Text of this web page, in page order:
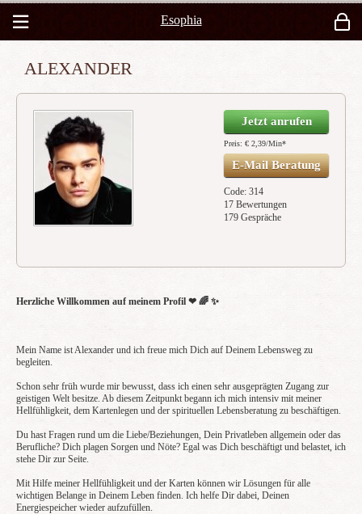
Esophia
ALEXANDER
Jetzt anrufen
Preis: € 2,39/Min*
E-Mail Beratung
Code: 314
17 Bewertungen
179 Gespräche
Herzliche Willkommen auf meinem Profil ❤ ️🌈 ✨
Mein Name ist Alexander und ich freue mich Dich auf Deinem Lebensweg zu
begleiten.
Schon sehr früh wurde mir bewusst, dass ich einen sehr ausgeprägten Zugang zur
geistigen Welt besitze. Ab diesem Zeitpunkt begann ich mich intensiv mit meiner
Hellfühligkeit, dem Kartenlegen und der spirituellen Lebensberatung zu beschäftigen.
Du hast Fragen rund um die Liebe/Beziehungen, Dein Privatleben allgemein oder das
Berufliche? Dich plagen Sorgen und Nöte? Egal was Dich beschäftigt und belastet, ich
stehe Dir zur Seite.
Mit Hilfe meiner Hellfühligkeit und der Karten können wir Lösungen für alle
wichtigen Belange in Deinem Leben finden. Ich helfe Dir dabei, Deinen
Energiespeicher wieder aufzufüllen.